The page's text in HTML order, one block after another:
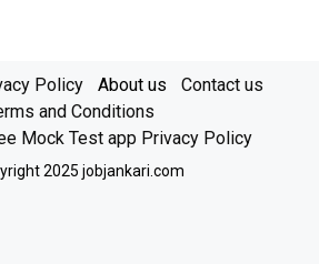
Policy About us
Contact us
and Conditions
Mock Test app Privacy Policy
2025 jobjankari.com